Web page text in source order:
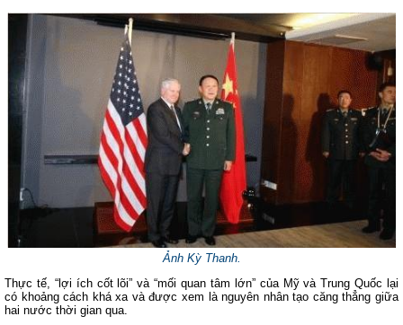
Ảnh Kỳ Thanh.
Thực tế, “lợi ích cốt lõi” và “mối quan tâm lớn” của Mỹ và Trung Quốc lại
có khoảng cách khá xa và được xem là nguyên nhân tạo căng thẳng giữa
hai nước thời gian qua.